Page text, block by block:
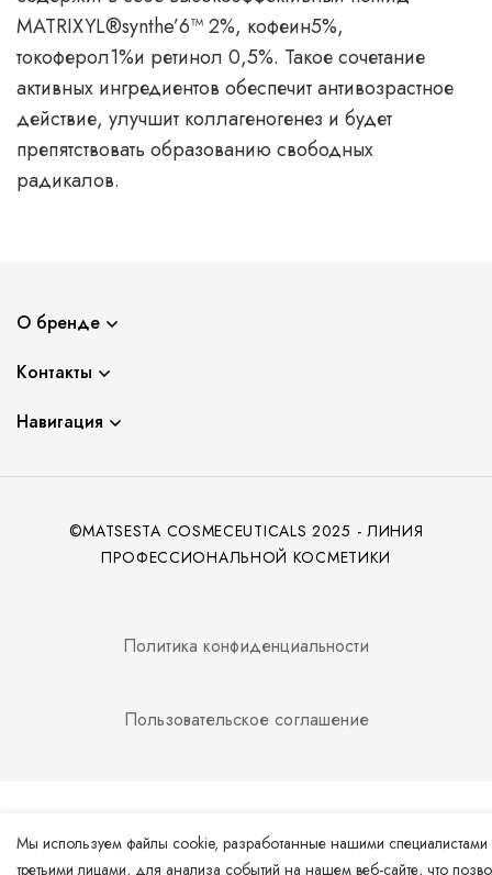
MATRIXYL®️synthe’6™️ 2%, кофеин5%,
токоферол1%и ретинол 0,5%. Такое сочетание
активных ингредиентов обеспечит антивозрастное
действие, улучшит коллагеногенез и будет
препятствовать образованию свободных
радикалов.
О бренде
Контакты
Навигация
©MATSESTA COSMECEUTICALS 2025 - ЛИНИЯ
ПРОФЕССИОНАЛЬНОЙ КОСМЕТИКИ
Политика конфиденциальности
Пользовательское соглашение
Мы используем файлы cookie, разработанные нашими специалистами
третьими лицами, для анализа событий на нашем веб-сайте, что